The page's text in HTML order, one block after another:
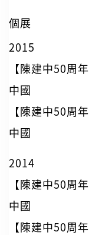
個展
2015
【陳建中50周
中國
【陳建中50周
中國
2014
【陳建中50周
中國
【陳建中50周